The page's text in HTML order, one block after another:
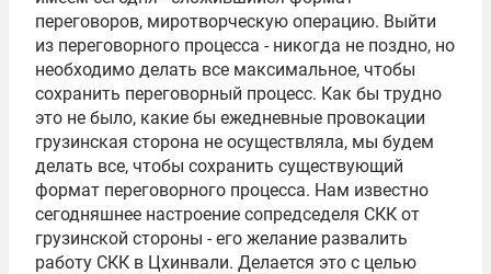
переговоров, миротворческую операцию. Выйти
из переговорного процесса - никогда не поздно, но
необходимо делать все максимальное, чтобы
сохранить переговорный процесс. Как бы трудно
это не было, какие бы ежедневные провокации
грузинская сторона не осуществляла, мы будем
делать все, чтобы сохранить существующий
формат переговорного процесса. Нам известно
сегодняшнее настроение сопредседеля СКК от
грузинской стороны - его желание развалить
работу СКК в Цхинвали. Делается это с целью